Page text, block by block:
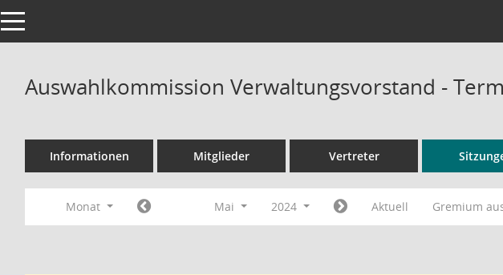
Toggle navigation
Auswahlkommission Verwaltungsvorstand -
Informationen Mitglieder Vertreter
Monat Mai 2024 Aktuell Gremium